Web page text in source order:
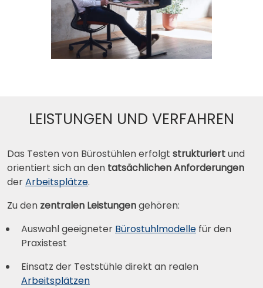
LEISTUNGEN UND VERFAHREN
Das Testen von Bürostühlen erfolgt strukturiertund
orientiert sich an den tatsächlichen Anforderungen
derArbeitsplätze.
Zu den zentralen Leistungengehören:
Auswahl geeigneter Bürostuhlmodelle für den
Praxistest
Einsatz der Teststühle direkt an realen
Arbeitsplätzen